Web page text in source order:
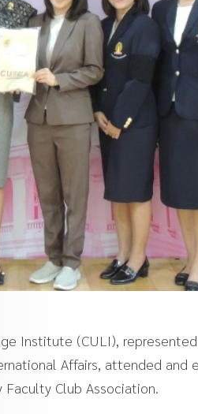
Institute (CULI),
Affairs, attended
Faculty Club Association.